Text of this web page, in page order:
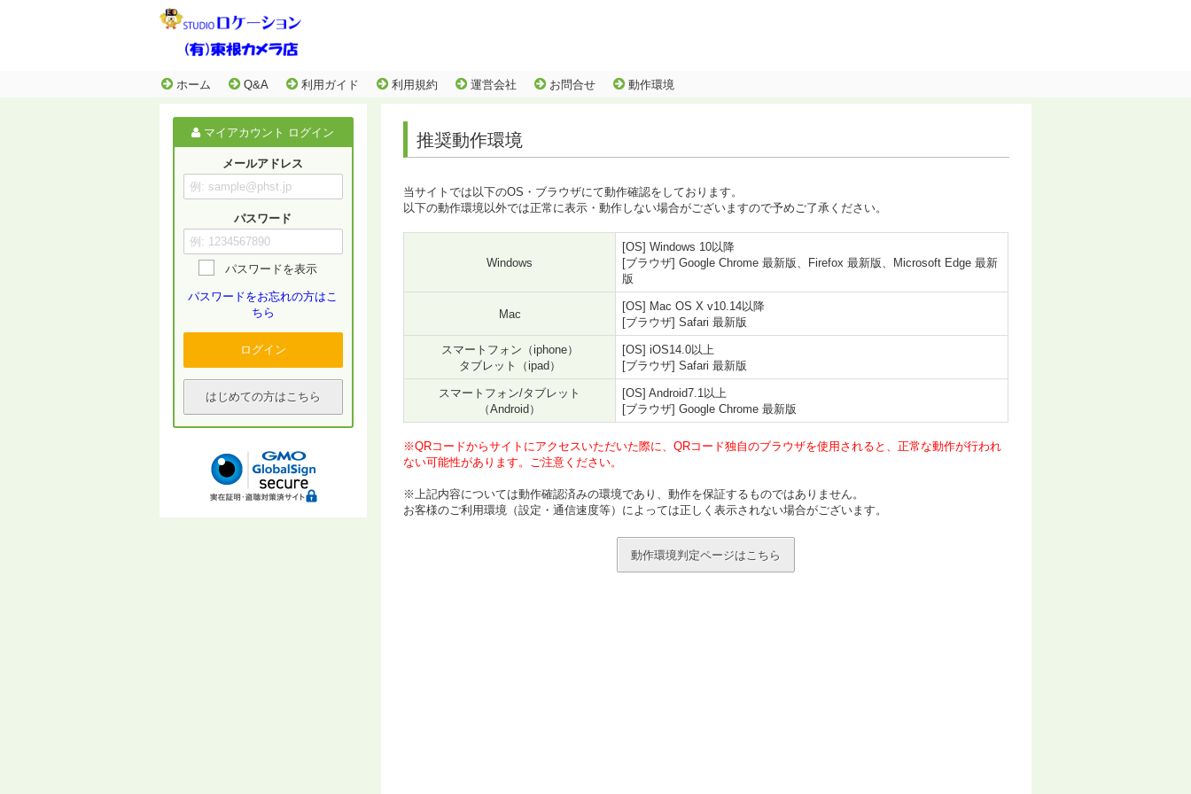
ホーム Q&A 利用ガイド 利用規約 運営会社 お問合せ 動作環境
マイアカウント ログイン
メールアドレス
パスワード
パスワードを表示
パスワードをお忘れの方はこ
ちら
ログイン
はじめての方はこちら
推奨動作環境
当サイトでは以下のOS・ブラウザにて動作確認をしております。
以下の動作環境以外では正常に表示・動作しない場合がございますので予めご了承ください。
Windows
[OS] Windows 10以降
[ブラウザ] Google Chrome 最新版、Firefox 最新版、Microsoft Edge 最新
版
Mac
[OS] Mac OS X v10.14以降
[ブラウザ] Safari 最新版
スマートフォン（iphone）
タブレット（ipad）
[OS] iOS14.0以上
[ブラウザ] Safari 最新版
スマートフォン/タブレット
（Android）
[OS] Android7.1以上
[ブラウザ] Google Chrome 最新版
※QRコードからサイトにアクセスいただいた際に、QRコード独自のブラウザを使用されると、正常な動作が行われ
ない可能性があります。ご注意ください。
※上記内容については動作確認済みの環境であり、動作を保証するものではありません。
お客様のご利用環境（設定・通信速度等）によっては正しく表示されない場合がございます。